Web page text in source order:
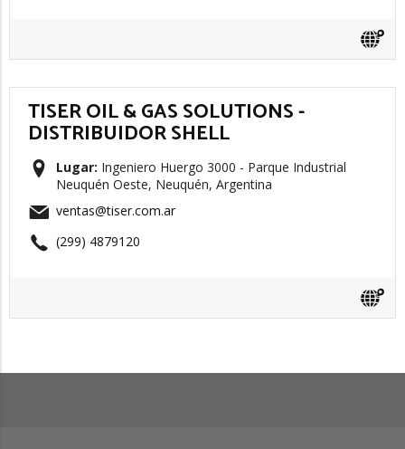
TISER OIL & GAS SOLUTIONS -
DISTRIBUIDOR SHELL
Lugar: Ingeniero Huergo 3000 - Parque Industrial
Neuquén Oeste, Neuquén, Argentina
ventas@tiser.com.ar
(299) 4879120